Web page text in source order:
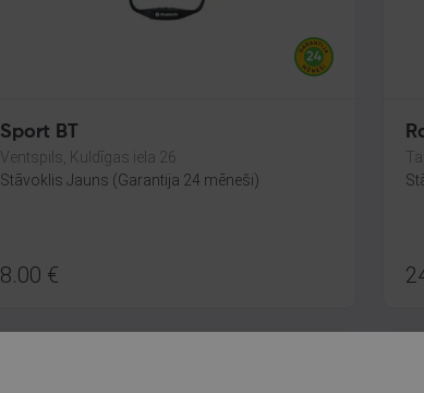
Sport BT
Ventspils, Kuldīgas iela 26
Stāvoklis Jauns (Garantija 24 mēneši)
8.00 €